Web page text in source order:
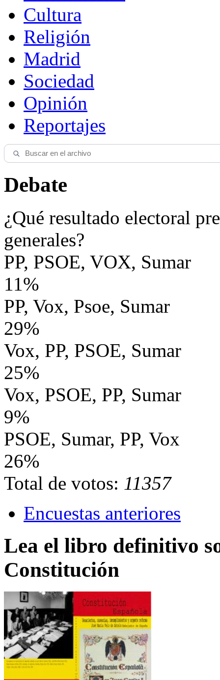
Cultura
Religión
Madrid
Sociedad
Opinión
Reportajes
Debate
¿Qué resultado electoral
generales?
PP, PSOE, VOX, Sumar
11%
PP, Vox, Psoe, Sumar
29%
Vox, PP, PSOE, Sumar
25%
Vox, PSOE, PP, Sumar
9%
PSOE, Sumar, PP, Vox
26%
Total de votos: 11357
Encuestas anteriores
Lea el libro definitivo
Constitución